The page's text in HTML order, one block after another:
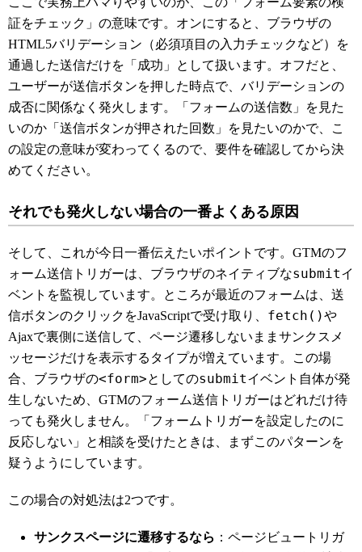
証をチェック」の意味です。オンにすると、ブラウザの
HTML5バリデーション（必須項目の入力チェックなど）を
通過した送信だけを「成功」として扱います。オフだと、
ユーザーが送信ボタンを押した時点で、バリデーションの
成否に関係なく発火します。「フォームの送信数」を見た
いのか「送信ボタンが押された回数」を見たいのかで、こ
の設定の意味が変わってくるので、要件を確認してから決
めてください。
それでも発火しない場合の一番よくある原因
そして、これが今日一番伝えたいポイントです。GTMのフ
ォーム送信トリガーは、ブラウザのネイティブなsubmitイ
ベントを監視しています。ところが最近のフォームは、送
信ボタンのクリックをJavaScriptで受け取り、 fetch()や
Ajaxで裏側に送信して、ページ遷移しないままサンクスメ
ッセージだけを表示するタイプが増えています。この場
合、ブラウザの<form>としてのsubmitイベント自体が発
生しないため、GTMのフォーム送信トリガーはどれだけ待
っても発火しません。「フォームトリガーを設定したのに
反応しない」と相談を受けたときは、まずこのパターンを
疑うようにしています。
この場合の対処法は2つです。
サンクスページに遷移するなら ：ページビュートリガ